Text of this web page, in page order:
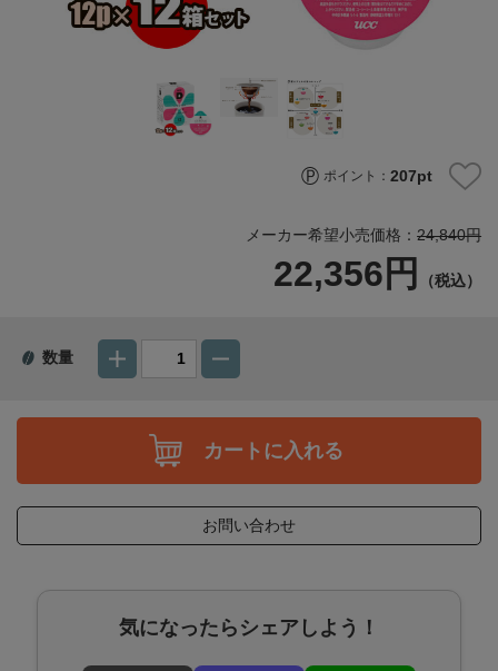
ポイント：207pt
メーカー希望小売価格：24,840円
22,356円 （税込）
数量
カートに入れる
お問い合わせ
気になったらシェアしよう！